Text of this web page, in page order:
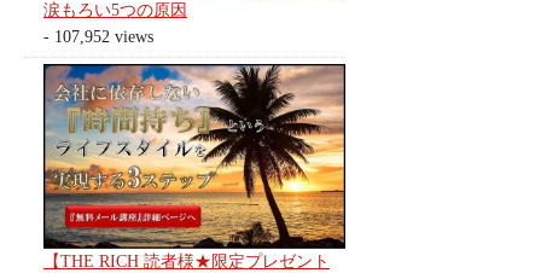
涙もろい5つの原因
- 107,952 views
【THE RICH 読者様★限定プレゼント